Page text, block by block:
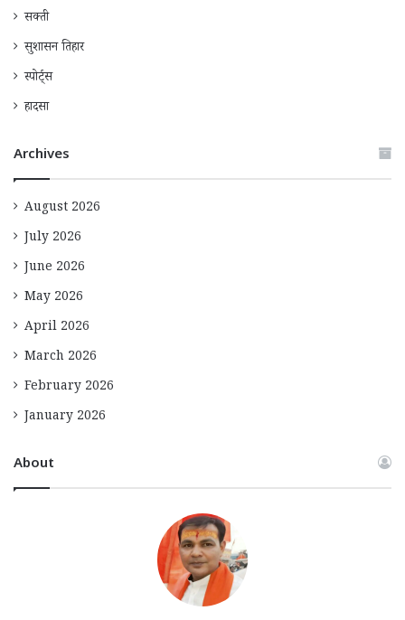
सक्ती
सुशासन तिहार
स्पोर्ट्स
हादसा
Archives
August 2026
July 2026
June 2026
May 2026
April 2026
March 2026
February 2026
January 2026
About